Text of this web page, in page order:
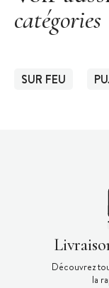
catégories
SUR FEU
Découvrez
la